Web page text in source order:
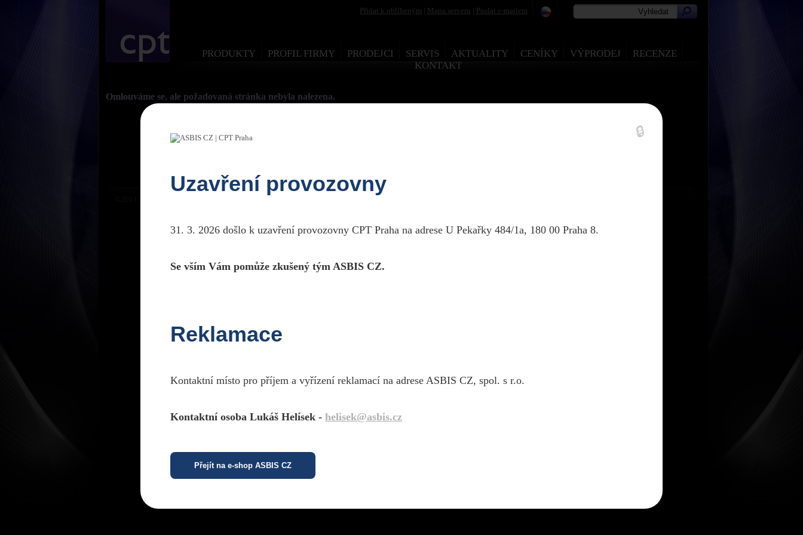
PRODUKTY PROFIL FIRMY PRODEJCI SERVIS AKTUALITY CENÍKY VÝPRODEJ
RECENZE
KONTAKT
Přidat k oblíbeným Mapa serveru Poslat e-mailem
🔒
Uzavření provozovny
31. 3. 2026 došlo k uzavření provozovny CPT Praha na adrese U Pekařky 484/1a, 180 00 Praha 8.
Se vším Vám pomůže zkušený tým ASBIS CZ.
Reklamace
Kontaktní místo pro příjem a vyřízení reklamací na adrese ASBIS CZ, spol. s r.o.
Kontaktní osoba Lukáš Helísek -helisek@asbis.cz
Přejít na e-shop ASBIS CZ
Omlouváme se, ale požadovaná stránka nebyla nalezena.